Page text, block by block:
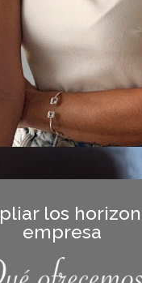
los
empresa